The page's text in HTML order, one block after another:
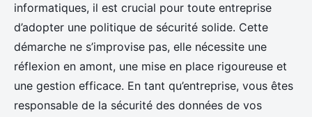
informatiques, il est crucial pour toute entreprise
d’adopter une politique de sécurité solide. Cette
démarche ne s’improvise pas, elle nécessite une
réflexion en amont, une mise en place rigoureuse et
une gestion efficace. En tant qu’entreprise, vous êtes
responsable de la sécurité des données de vos